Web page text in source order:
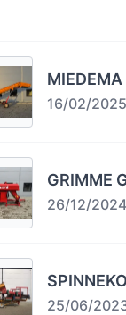
16/02/2025
GRIMME
26/12/2024
25/06/